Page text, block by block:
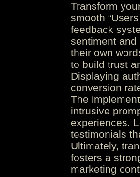
Transform
smooth
feedback
sentiment and
their own
to build trust
Displaying
conversion
The
intrusive
experiences.
testimonials
Ultimately,
fosters a
marketing